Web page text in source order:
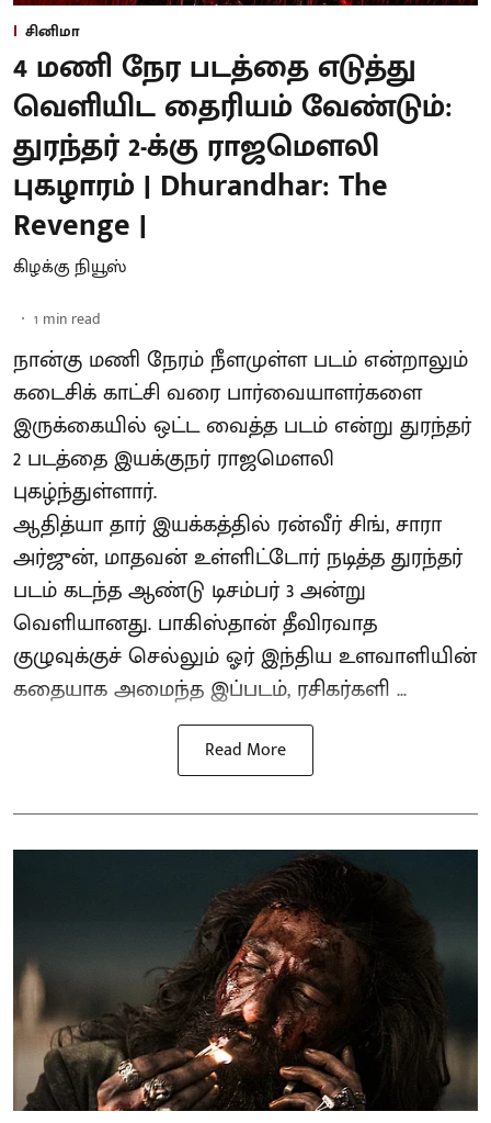
சினிமா
4 மணி நேர படத்தை எடுத்து
வெளியிட தைரியம் வேண்டும்:
துரந்தர் 2-க்கு ராஜமௌலி
புகழாரம் | Dhurandhar: The
Revenge |
கிழக்கு நியூஸ்
1 min read
நான்கு மணி நேரம் நீளமுள்ள படம் என்றாலும்
கடைசிக் காட்சி வரை பார்வையாளர்களை
இருக்கையில் ஒட்ட வைத்த படம் என்று துரந்தர்
2 படத்தை இயக்குநர் ராஜமௌலி
புகழ்ந்துள்ளார்.
ஆதித்யா தார் இயக்கத்தில் ரன்வீர் சிங், சாரா
அர்ஜுன், மாதவன் உள்ளிட்டோர் நடித்த துரந்தர்
படம் கடந்த ஆண்டு டிசம்பர் 3 அன்று
வெளியானது. பாகிஸ்தான் தீவிரவாத
குழுவுக்குச் செல்லும் ஓர் இந்திய உளவாளியின்
கதையாக அமைந்த இப்படம், ரசிகர்களி ...
Read More